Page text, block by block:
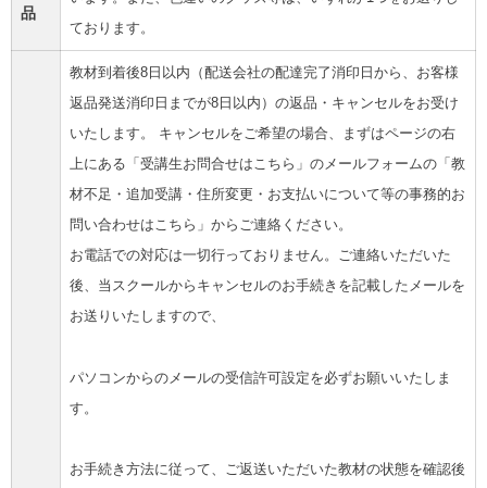
品
ております。
教材到着後8日以内（配送会社の配達完了消印日から、お客様
返品発送消印日までが8日以内）の返品・キャンセルをお受け
いたします。 キャンセルをご希望の場合、まずはページの右
上にある「受講生お問合せはこちら」のメールフォームの「教
材不足・追加受講・住所変更・お支払いについて等の事務的お
問い合わせはこちら」からご連絡ください。
お電話での対応は一切行っておりません。ご連絡いただいた
後、当スクールからキャンセルのお手続きを記載したメールを
お送りいたしますので、
パソコンからのメールの受信許可設定を必ずお願いいたしま
す。
お手続き方法に従って、ご返送いただいた教材の状態を確認後